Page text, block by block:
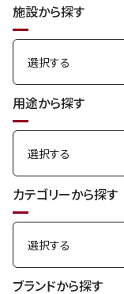
施設から探す
用途から探す
カテゴリーから探す
ブランドから探す